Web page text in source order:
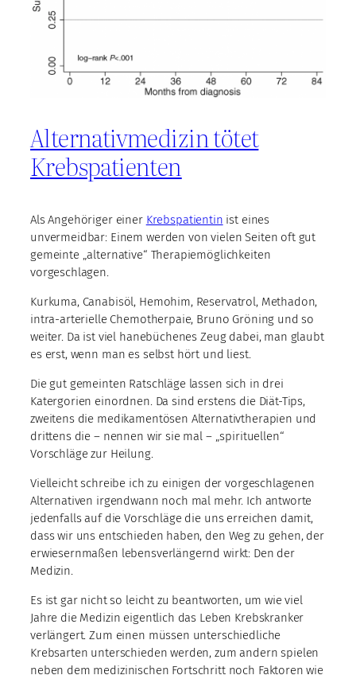
Alternativmedizin tötet
Krebspatienten
Als Angehöriger einer Krebspatientin ist eines
unvermeidbar: Einem werden von vielen Seiten oft gut
gemeinte „alternative“ Therapiemöglichkeiten
vorgeschlagen.
Kurkuma, Canabisöl, Hemohim, Reservatrol, Methadon,
intra-arterielle Chemotherpaie, Bruno Gröning und so
weiter. Da ist viel hanebüchenes Zeug dabei, man glaubt
es erst, wenn man es selbst hört und liest.
Die gut gemeinten Ratschläge lassen sich in drei
Katergorien einordnen. Da sind erstens die Diät-Tips,
zweitens die medikamentösen Alternativtherapien und
drittens die – nennen wir sie mal – „spirituellen“
Vorschläge zur Heilung.
Vielleicht schreibe ich zu einigen der vorgeschlagenen
Alternativen irgendwann noch mal mehr. Ich antworte
jedenfalls auf die Vorschläge die uns erreichen damit,
dass wir uns entschieden haben, den Weg zu gehen, der
erwiesernmaßen lebensverlängernd wirkt: Den der
Medizin.
Es ist gar nicht so leicht zu beantworten, um wie viel
Jahre die Medizin eigentlich das Leben Krebskranker
verlängert. Zum einen müssen unterschiedliche
Krebsarten unterschieden werden, zum andern spielen
neben dem medizinischen Fortschritt noch Faktoren wie